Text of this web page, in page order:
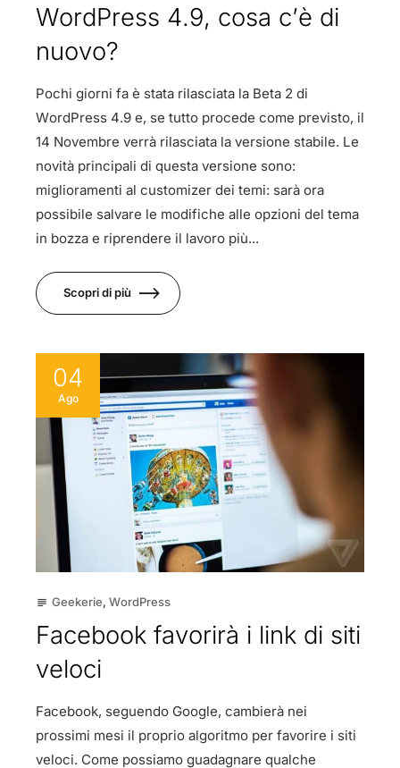
WordPress 4.9, cosa c’è di
nuovo?
Pochi giorni fa è stata rilasciata la Beta 2 di
WordPress 4.9 e, se tutto procede come previsto, il
14 Novembre verrà rilasciata la versione stabile. Le
novità principali di questa versione sono:
miglioramenti al customizer dei temi: sarà ora
possibile salvare le modifiche alle opzioni del tema
in bozza e riprendere il lavoro più...
Scopri di più
04
Ago
subject Geekerie, WordPress
Facebook favorirà i link di siti
veloci
Facebook, seguendo Google, cambierà nei
prossimi mesi il proprio algoritmo per favorire i siti
veloci. Come possiamo guadagnare qualche